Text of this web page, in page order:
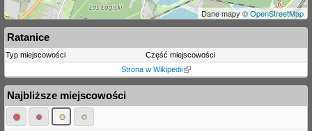
Dane mapy ©OpenStreetMap
Ratanice
Typ miejscowości
Część miejscowości
Strona w Wikipedii
Najbliższe miejscowości